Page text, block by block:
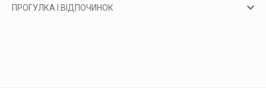
ПРОГУЛКА І ВІДПОЧИНОК